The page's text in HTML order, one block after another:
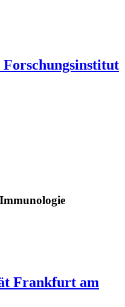
Forschungsinstitut
Frankfurt am